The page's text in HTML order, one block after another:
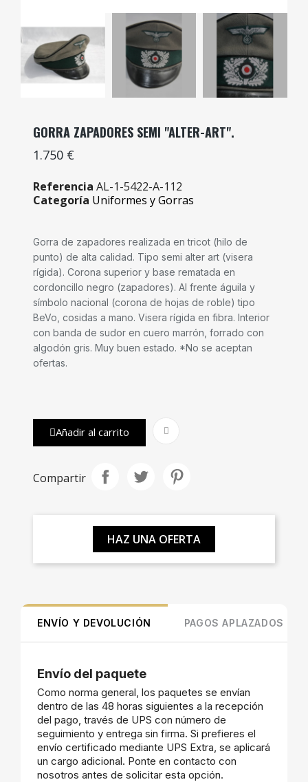
GORRA ZAPADORES SEMI "ALTER-ART".
1.750 €
Referencia AL-1-5422-A-112
Categoría Uniformes y Gorras
Gorra de zapadores realizada en tricot (hilo de
punto) de alta calidad. Tipo semi alter art (visera
rígida). Corona superior y base rematada en
cordoncillo negro (zapadores). Al frente águila y
símbolo nacional (corona de hojas de roble) tipo
BeVo, cosidas a mano. Visera rígida en fibra. Interior
con banda de sudor en cuero marrón, forrado con
algodón gris. Muy buen estado. *No se aceptan
ofertas.
Añadir al carrito
Compartir
HAZ UNA OFERTA
ENVÍO Y DEVOLUCIÓN PAGOS APLAZADOS
Envío del paquete
Como norma general, los paquetes se envían
dentro de las 48 horas siguientes a la recepción
del pago, través de UPS con número de
seguimiento y entrega sin firma. Si prefieres el
envío certificado mediante UPS Extra, se aplicará
un cargo adicional. Ponte en contacto con
nosotros antes de solicitar esta opción.